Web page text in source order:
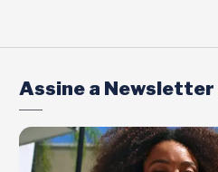
Assine a Newsletter